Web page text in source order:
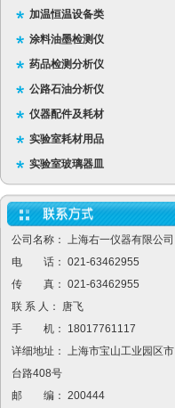
加温恒温设备类
涂料油墨检测仪
药品检测分析仪
公路石油分析仪
仪器配件及耗材
实验室耗材用品
实验室玻璃器皿
公司名称： 上海右一仪器有限公司
电 话： 021-63462955
传 真： 021-63462955
联 系 人： 唐飞
手 机： 18017761117
详细地址： 上海市宝山工业园区市
台路408号
邮 编： 200444